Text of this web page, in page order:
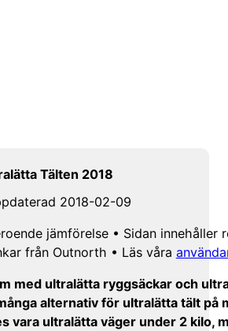
Tälten 2018
2018-02-09
jämförelse • Sidan innehåller
från Outnorth • Läs våra
med ultralätta ryggsäckar och
alternativ för ultralätta tält på
vara ultralätta väger under 2 kilo,